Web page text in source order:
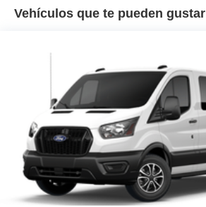
Vehículos que te pueden gustar